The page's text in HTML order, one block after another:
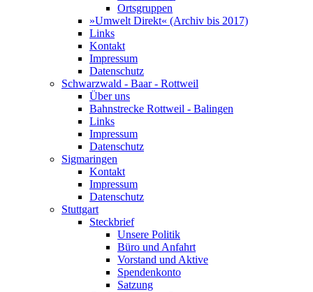
Ortsgruppen
»Umwelt Direkt« (Archiv bis 2017)
Links
Kontakt
Impressum
Datenschutz
Schwarzwald - Baar - Rottweil
Über uns
Bahnstrecke Rottweil - Balingen
Links
Impressum
Datenschutz
Sigmaringen
Kontakt
Impressum
Datenschutz
Stuttgart
Steckbrief
Unsere Politik
Büro und Anfahrt
Vorstand und Aktive
Spendenkonto
Satzung